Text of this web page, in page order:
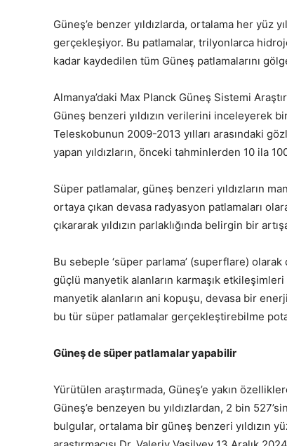
Güneş’e benzer yıldızlarda, ortalama her yüz
gerçekleşiyor. Bu patlamalar, trilyonlarca
kadar kaydedilen tüm Güneş patlamalarını
Almanya’daki Max Planck Güneş Sistemi
Güneş benzeri yıldızın verilerini inceleyerek
Teleskobunun 2009-2013 yılları arasındaki
yapan yıldızların, önceki tahminlerden 10 ila
Süper patlamalar, güneş benzeri yıldızların
ortaya çıkan devasa radyasyon patlamaları
çıkararak yıldızın parlaklığında belirgin bir
Bu sebeple ‘süper parlama’ (superflare) olarak
güçlü manyetik alanların karmaşık
manyetik alanların ani kopuşu, devasa bir
bu tür süper patlamalar gerçekleştirebilme
Güneş de süper patlamalar yapabilir
Yürütülen araştırmada, Güneş’e yakın
Güneş’e benzeyen bu yıldızlardan, 2 bin
bulgular, ortalama bir güneş benzeri yıldızın